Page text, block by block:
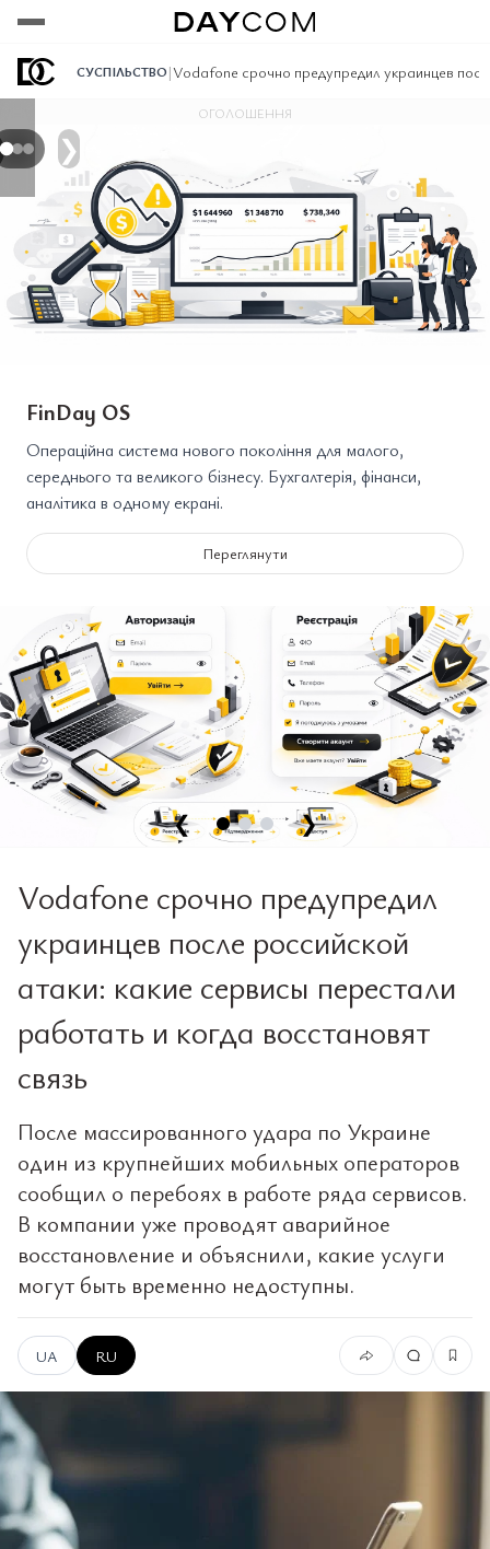
СУСПІЛЬСТВО|Vodafone срочно предупредил украинцев
❯
ОГОЛОШЕННЯ
FinDay OS
Операційна система нового покоління для малого,
середнього та великого бізнесу. Бухгалтерія, фінанси,
аналітика в одному екрані.
Переглянути
❮ ❯
Vodafone срочно предупредил
украинцев после российской
атаки: какие сервисы перестали
работать и когда восстановят
связь
После массированного удара по Украине
один из крупнейших мобильных операторов
сообщил о перебоях в работе ряда сервисов.
В компании уже проводят аварийное
восстановление и объяснили, какие услуги
могут быть временно недоступны.
UA RU